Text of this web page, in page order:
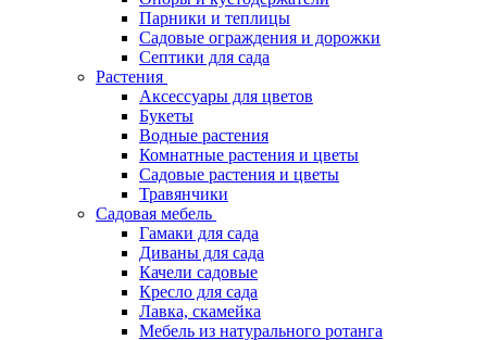
Парники и теплицы
Садовые ограждения и дорожки
Септики для сада
Растения
Аксессуары для цветов
Букеты
Водные растения
Комнатные растения и цветы
Садовые растения и цветы
Травянчики
Садовая мебель
Гамаки для сада
Диваны для сада
Качели садовые
Кресло для сада
Лавка, скамейка
Мебель из натурального ротанга